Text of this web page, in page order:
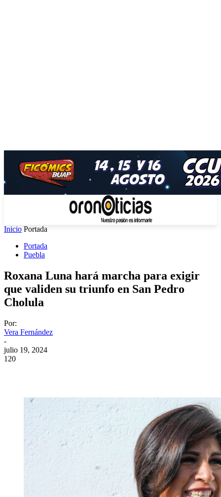
Inicio Portada
Portada
Puebla
Roxana Luna hará marcha para exigir
que validen su triunfo en San Pedro
Cholula
Por:
Vera Fernández
-
julio 19, 2024
120